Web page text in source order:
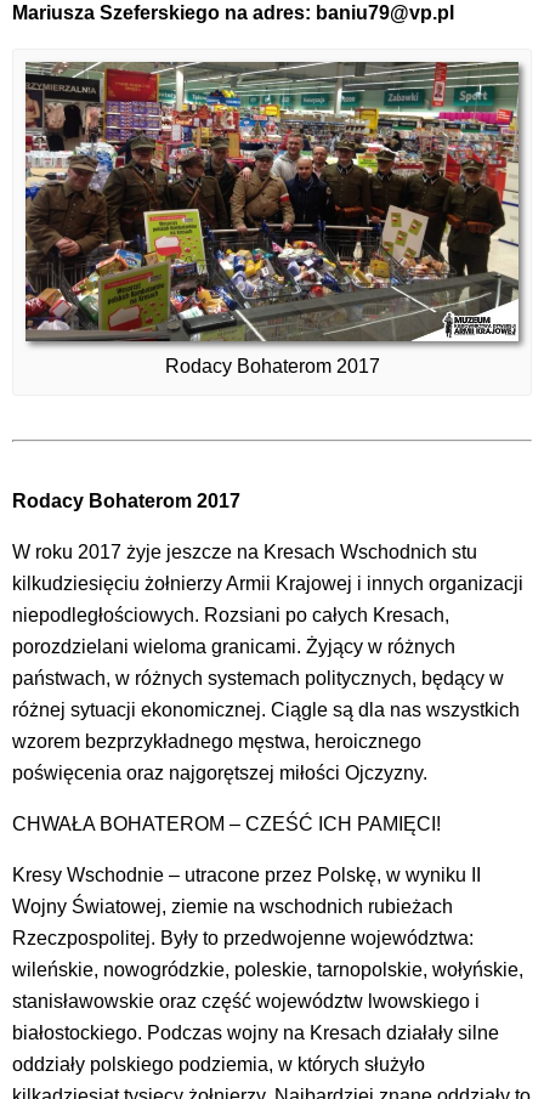
Mariusza Szeferskiego na adres: baniu79@vp.pl
Rodacy Bohaterom 2017
Rodacy Bohaterom 2017
W roku 2017 żyje jeszcze na Kresach Wschodnich stu
kilkudziesięciu żołnierzy Armii Krajowej i innych organizacji
niepodległościowych. Rozsiani po całych Kresach,
porozdzielani wieloma granicami. Żyjący w różnych
państwach, w różnych systemach politycznych, będący w
różnej sytuacji ekonomicznej. Ciągle są dla nas wszystkich
wzorem bezprzykładnego męstwa, heroicznego
poświęcenia oraz najgorętszej miłości Ojczyzny.
CHWAŁA BOHATEROM – CZEŚĆ ICH PAMIĘCI!
Kresy Wschodnie – utracone przez Polskę, w wyniku II
Wojny Światowej, ziemie na wschodnich rubieżach
Rzeczpospolitej. Były to przedwojenne województwa:
wileńskie, nowogródzkie, poleskie, tarnopolskie, wołyńskie,
stanisławowskie oraz część województw lwowskiego i
białostockiego. Podczas wojny na Kresach działały silne
oddziały polskiego podziemia, w których służyło